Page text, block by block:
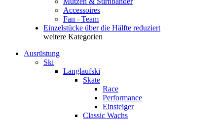
Accessoires
Fan - Team
Einzelstücke über die Hälfte reduziert
weitere Kategorien
Ausrüstung
Ski
Langlaufski
Skate
Race
Performance
Einsteiger
Classic Wachs